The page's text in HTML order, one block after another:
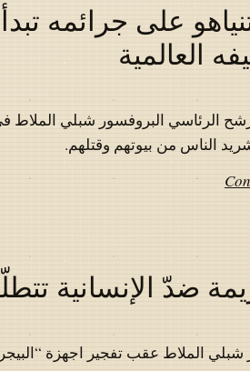
على جرائمه
العالمية
الرئاسي البروفسور شبلي الملاط
الناس من بيوتهم وقتلهم.
ضدّ الإنسانية
الملاط عقب تفجير اجهزة “البيجر”